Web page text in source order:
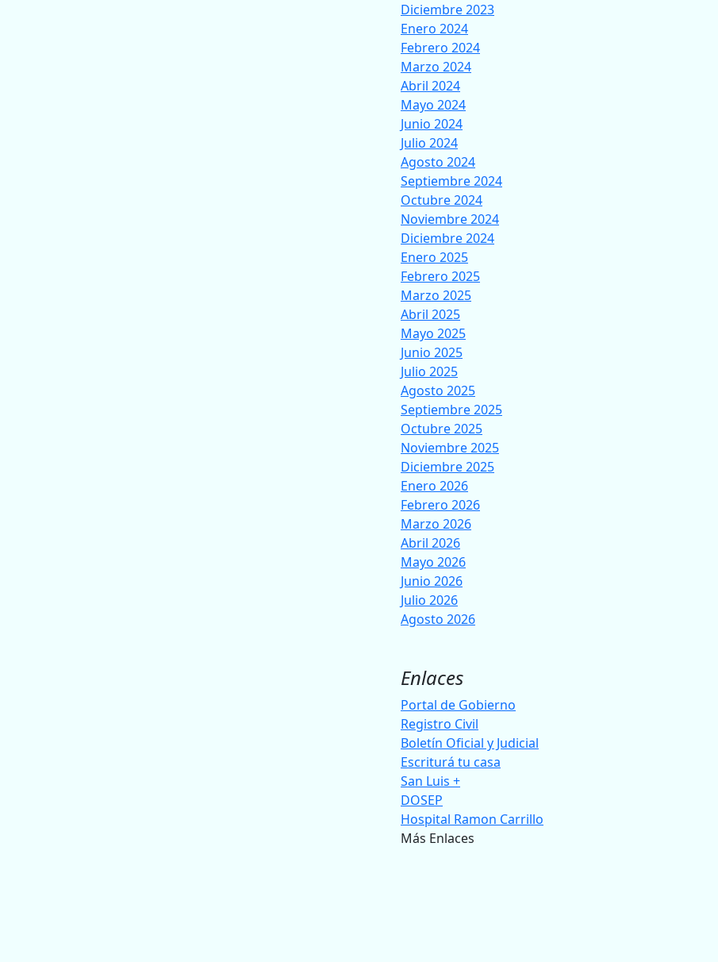
Diciembre 2023
Enero 2024
Febrero 2024
Marzo 2024
Abril 2024
Mayo 2024
Junio 2024
Julio 2024
Agosto 2024
Septiembre 2024
Octubre 2024
Noviembre 2024
Diciembre 2024
Enero 2025
Febrero 2025
Marzo 2025
Abril 2025
Mayo 2025
Junio 2025
Julio 2025
Agosto 2025
Septiembre 2025
Octubre 2025
Noviembre 2025
Diciembre 2025
Enero 2026
Febrero 2026
Marzo 2026
Abril 2026
Mayo 2026
Junio 2026
Julio 2026
Agosto 2026
Enlaces
Portal de Gobierno
Registro Civil
Boletín Oficial y Judicial
Escriturá tu casa
San Luis +
DOSEP
Hospital Ramon Carrillo
Más Enlaces